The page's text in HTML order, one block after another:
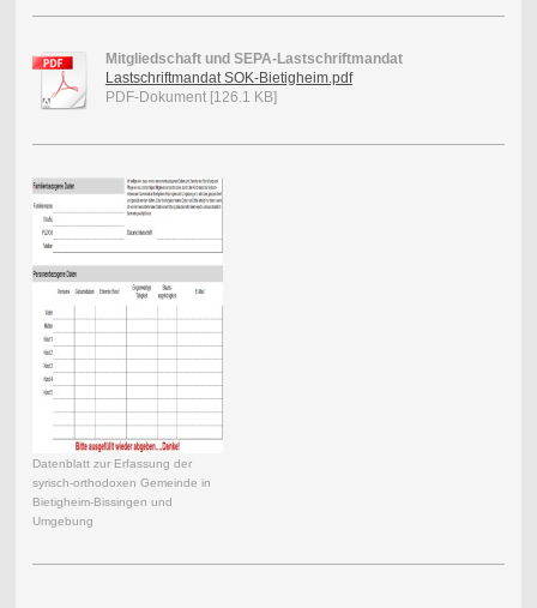
Mitgliedschaft und SEPA-Lastschriftmandat
Lastschriftmandat SOK-Bietigheim.pdf
PDF-Dokument [126.1 KB]
Datenblatt zur Erfassung der
syrisch-orthodoxen Gemeinde in
Bietigheim-Bissingen und
Umgebung